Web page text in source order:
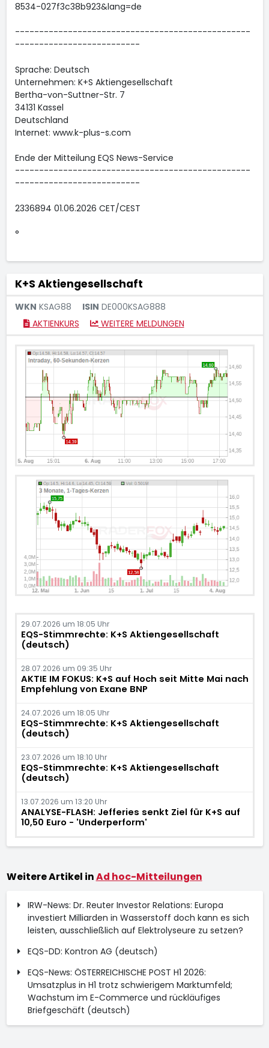
8534-027f3c38b923&lang=de
-------------------------------------------------
--------------------------
Sprache: Deutsch
Unternehmen: K+S Aktiengesellschaft
Bertha-von-Suttner-Str. 7
34131 Kassel
Deutschland
Internet: www.k-plus-s.com
Ende der Mitteilung EQS News-Service
-------------------------------------------------
--------------------------
2336894 01.06.2026 CET/CEST
°
K+S Aktiengesellschaft
WKN KSAG88 ISIN DE000KSAG888
AKTIENKURS
WEITERE MELDUNGEN
29.07.2026 um 18:05 Uhr
EQS-Stimmrechte: K+S Aktiengesellschaft
(deutsch)
28.07.2026 um 09:35 Uhr
AKTIE IM FOKUS: K+S auf Hoch seit Mitte Mai nach
Empfehlung von Exane BNP
24.07.2026 um 18:05 Uhr
EQS-Stimmrechte: K+S Aktiengesellschaft
(deutsch)
23.07.2026 um 18:10 Uhr
EQS-Stimmrechte: K+S Aktiengesellschaft
(deutsch)
13.07.2026 um 13:20 Uhr
ANALYSE-FLASH: Jefferies senkt Ziel für K+S auf
10,50 Euro - 'Underperform'
Weitere Artikel inAd hoc-Mitteilungen
IRW-News: Dr. Reuter Investor Relations: Europa
investiert Milliarden in Wasserstoff doch kann es sich
leisten, ausschließlich auf Elektrolyseure zu setzen?
EQS-DD: Kontron AG (deutsch)
EQS-News: ÖSTERREICHISCHE POST H1 2026:
Umsatzplus in H1 trotz schwierigem Marktumfeld;
Wachstum im E-Commerce und rückläufiges
Briefgeschäft (deutsch)